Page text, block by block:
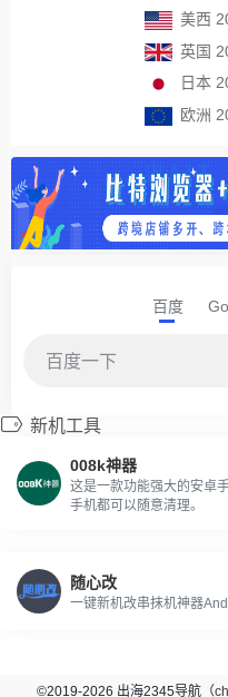
美西
英国
日本
欧洲
百度
新机工具
008k神器
这是一款功能强大的安卓
手机都可以随意清理。
随心改
一键新机改串抹机神器
©2019-2026 出海2345导航（